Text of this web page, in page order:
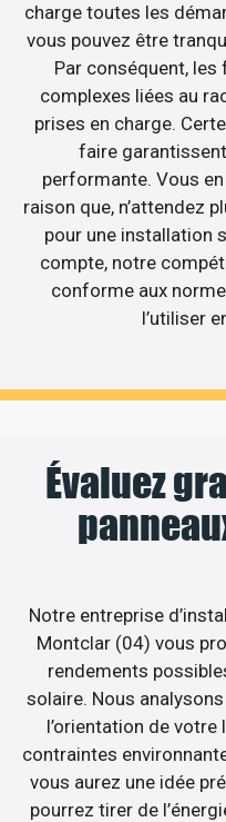
charge toutes les
vous pouvez être
Par conséquent,
complexes liées au
prises en charge.
faire
performante. Vous
raison que, n’attendez
pour une installation
compte, notre
conforme aux
l’utiliser
Évaluez
Notre entreprise
Montclar (04) vous
rendements
solaire. Nous
l’orientation de
contraintes
vous aurez une idée
pourrez tirer de